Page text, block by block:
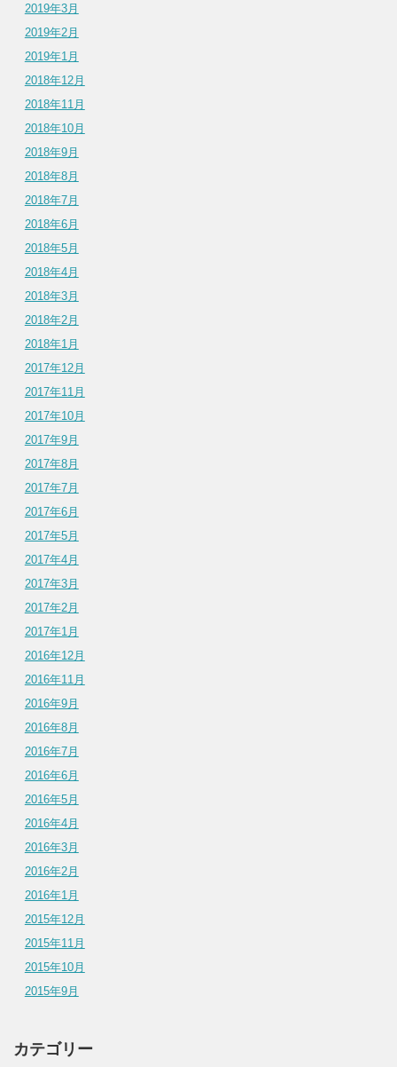
2019年3月
2019年2月
2019年1月
2018年12月
2018年11月
2018年10月
2018年9月
2018年8月
2018年7月
2018年6月
2018年5月
2018年4月
2018年3月
2018年2月
2018年1月
2017年12月
2017年11月
2017年10月
2017年9月
2017年8月
2017年7月
2017年6月
2017年5月
2017年4月
2017年3月
2017年2月
2017年1月
2016年12月
2016年11月
2016年9月
2016年8月
2016年7月
2016年6月
2016年5月
2016年4月
2016年3月
2016年2月
2016年1月
2015年12月
2015年11月
2015年10月
2015年9月
カテゴリー